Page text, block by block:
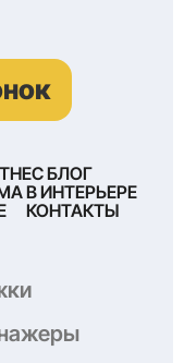
БЛОГ
В ИНТЕРЬЕРЕ
КОНТАКТЫ